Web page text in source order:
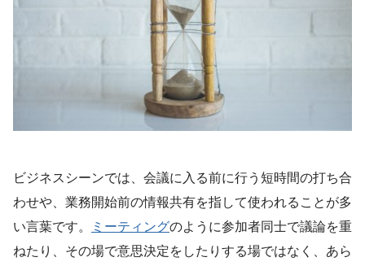
ビジネスシーンでは、会議に入る前に行う短時間の打ち合
わせや、業務開始前の情報共有を指して使われることが多
い言葉です。
ミーティングのように参加者同士で議論を重
ねたり、その場で意思決定をしたりする場ではなく、あら